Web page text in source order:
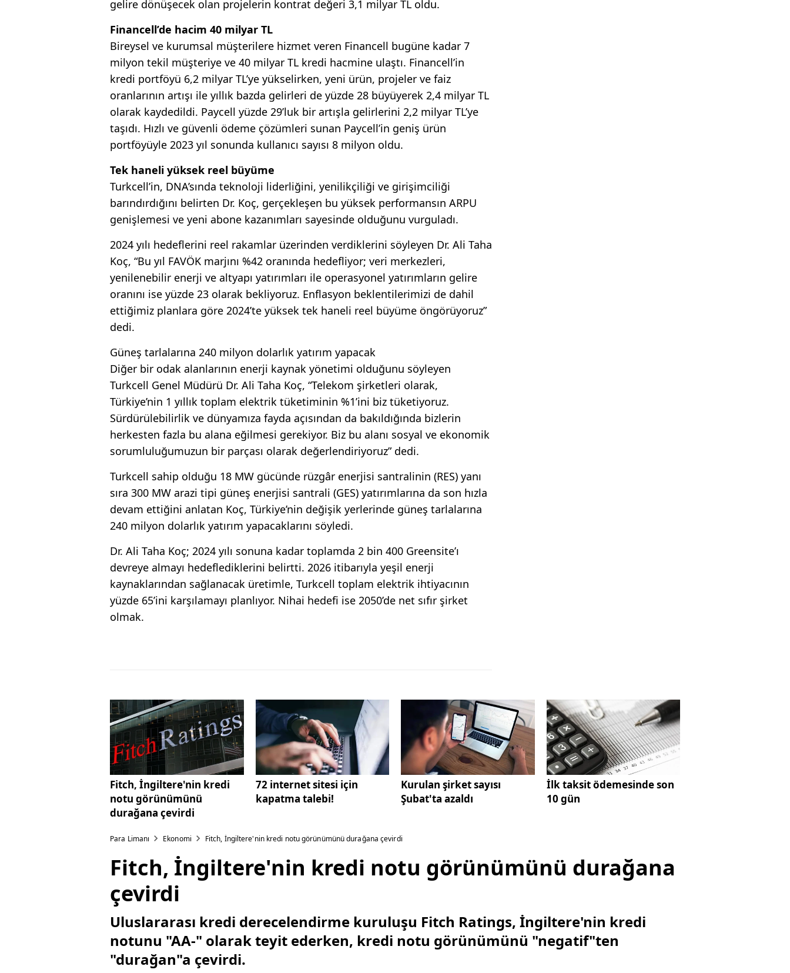
gelire dönüşecek olan projelerin kontrat değeri 3,1 milyar TL oldu.
Financell’de hacim 40 milyar TL
Bireysel ve kurumsal müşterilere hizmet veren Financell bugüne kadar 7
milyon tekil müşteriye ve 40 milyar TL kredi hacmine ulaştı. Financell’in
kredi portföyü 6,2 milyar TL’ye yükselirken, yeni ürün, projeler ve faiz
oranlarının artışı ile yıllık bazda gelirleri de yüzde 28 büyüyerek 2,4 milyar TL
olarak kaydedildi. Paycell yüzde 29’luk bir artışla gelirlerini 2,2 milyar TL’ye
taşıdı. Hızlı ve güvenli ödeme çözümleri sunan Paycell’in geniş ürün
portföyüyle 2023 yıl sonunda kullanıcı sayısı 8 milyon oldu.
Tek haneli yüksek reel büyüme
Turkcell’in, DNA’sında teknoloji liderliğini, yenilikçiliği ve girişimciliği
barındırdığını belirten Dr. Koç, gerçekleşen bu yüksek performansın ARPU
genişlemesi ve yeni abone kazanımları sayesinde olduğunu vurguladı.
2024 yılı hedeflerini reel rakamlar üzerinden verdiklerini söyleyen Dr. Ali Taha
Koç, “Bu yıl FAVÖK marjını %42 oranında hedefliyor; veri merkezleri,
yenilenebilir enerji ve altyapı yatırımları ile operasyonel yatırımların gelire
oranını ise yüzde 23 olarak bekliyoruz. Enflasyon beklentilerimizi de dahil
ettiğimiz planlara göre 2024’te yüksek tek haneli reel büyüme öngörüyoruz”
dedi.
Güneş tarlalarına 240 milyon dolarlık yatırım yapacak
Diğer bir odak alanlarının enerji kaynak yönetimi olduğunu söyleyen
Turkcell Genel Müdürü Dr. Ali Taha Koç, “Telekom şirketleri olarak,
Türkiye’nin 1 yıllık toplam elektrik tüketiminin %1’ini biz tüketiyoruz.
Sürdürülebilirlik ve dünyamıza fayda açısından da bakıldığında bizlerin
herkesten fazla bu alana eğilmesi gerekiyor. Biz bu alanı sosyal ve ekonomik
sorumluluğumuzun bir parçası olarak değerlendiriyoruz” dedi.
Turkcell sahip olduğu 18 MW gücünde rüzgâr enerjisi santralinin (RES) yanı
sıra 300 MW arazi tipi güneş enerjisi santrali (GES) yatırımlarına da son hızla
devam ettiğini anlatan Koç, Türkiye’nin değişik yerlerinde güneş tarlalarına
240 milyon dolarlık yatırım yapacaklarını söyledi.
Dr. Ali Taha Koç; 2024 yılı sonuna kadar toplamda 2 bin 400 Greensite’ı
devreye almayı hedeflediklerini belirtti. 2026 itibarıyla yeşil enerji
kaynaklarından sağlanacak üretimle, Turkcell toplam elektrik ihtiyacının
yüzde 65’ini karşılamayı planlıyor. Nihai hedefi ise 2050’de net sıfır şirket
olmak.
Fitch, İngiltere'nin kredi
notu görünümünü
durağana çevirdi
72 internet sitesi için
kapatma talebi!
Kurulan şirket sayısı
Şubat'ta azaldı
İlk taksit ödemesinde son
10 gün
Para Limanı Ekonomi Fitch, İngiltere'nin kredi notu görünümünü durağana çevirdi
Fitch, İngiltere'nin kredi notu görünümünü durağana
çevirdi
Uluslararası kredi derecelendirme kuruluşu Fitch Ratings, İngiltere'nin kredi
notunu "AA-" olarak teyit ederken, kredi notu görünümünü "negatif"ten
"durağan"a çevirdi.